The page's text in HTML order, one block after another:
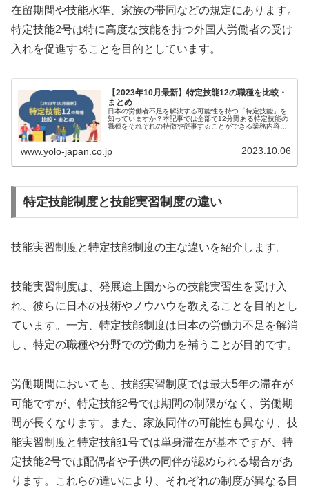
在留期間や技能水準、家族の帯同などの規定にあります。
特定技能2号は特に高度な技能を持つ外国人労働者の受け
入れを促進することを目的としています。
【2023年10月最新】特定技能12の職種を比較・
まとめ
日本の労働者不足を解決する可能性を持つ「特定技能」を
知っていますか？本記事では全部で12分野ある特定技能の
職種をそれぞれの特徴や従事することができる業務内容、
www.yolo-japan.co.jp 2023.10.06
特定技能制度と技能実習制度の違い
技能実習制度と特定技能制度の主な違いを紹介します。
技能実習制度は、発展途上国からの技能実習生を受け入
れ、彼らに日本の技術やノウハウを教えることを目的とし
ています。一方、特定技能制度は日本の労働力不足を解消
し、特定の職種や分野での労働力を補うことが目的です。
労働期間においても、技能実習制度では最大5年の滞在が
可能ですが、特定技能2号では期間の制限がなく、労働期
間が長くなります。また、家族同伴の可能性も異なり、技
能実習制度と特定技能1号では単身滞在が基本ですが、特
定技能2号では配偶者や子供の同伴が認められる場合があ
ります。これらの違いにより、それぞれの制度が異なる目